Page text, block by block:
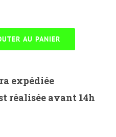
AU PANIER
expédiée
réalisée avant 14h